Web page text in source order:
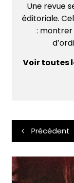
Une revue
éditoriale.
: montrer
Voir toutes
de
l’article
Précédent